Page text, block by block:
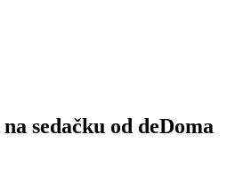
sedačku od deDoma